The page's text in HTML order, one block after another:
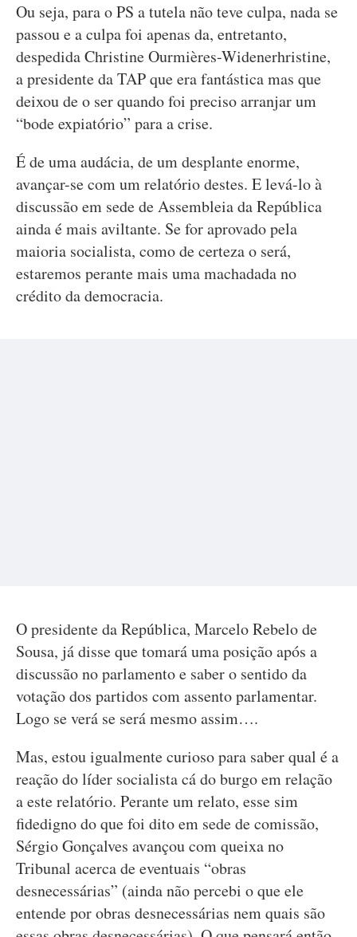
Ou seja, para o PS a tutela não teve culpa, nada se
passou e a culpa foi apenas da, entretanto,
despedida Christine Ourmières-Widenerhristine,
a presidente da TAP que era fantástica mas que
deixou de o ser quando foi preciso arranjar um
“bode expiatório” para a crise.
É de uma audácia, de um desplante enorme,
avançar-se com um relatório destes. E levá-lo à
discussão em sede de Assembleia da República
ainda é mais aviltante. Se for aprovado pela
maioria socialista, como de certeza o será,
estaremos perante mais uma machadada no
crédito da democracia.
O presidente da República, Marcelo Rebelo de
Sousa, já disse que tomará uma posição após a
discussão no parlamento e saber o sentido da
votação dos partidos com assento parlamentar.
Logo se verá se será mesmo assim….
Mas, estou igualmente curioso para saber qual é a
reação do líder socialista cá do burgo em relação
a este relatório. Perante um relato, esse sim
fidedigno do que foi dito em sede de comissão,
Sérgio Gonçalves avançou com queixa no
Tribunal acerca de eventuais “obras
desnecessárias” (ainda não percebi o que ele
entende por obras desnecessárias nem quais são